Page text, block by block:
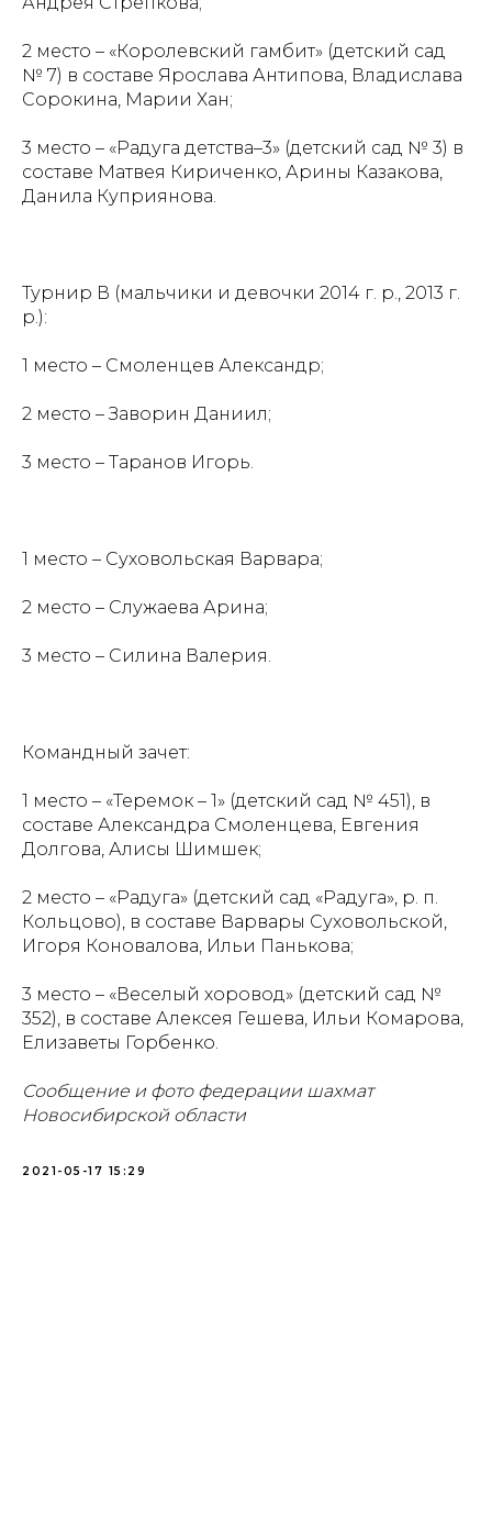
2 место – «Королевский гамбит» (детский сад
№ 7) в составе Ярослава Антипова, Владислава
Сорокина, Марии Хан;
3 место – «Радуга детства–3» (детский сад № 3) в
составе Матвея Кириченко, Арины Казакова,
Данила Куприянова.
Турнир В (мальчики и девочки 2014 г. р., 2013 г.
р.):
1 место – Смоленцев Александр;
2 место – Заворин Даниил;
3 место – Таранов Игорь.
1 место – Суховольская Варвара;
2 место – Служаева Арина;
3 место – Силина Валерия.
Командный зачет:
1 место – «Теремок – 1» (детский сад № 451), в
составе Александра Смоленцева, Евгения
Долгова, Алисы Шимшек;
2 место – «Радуга» (детский сад «Радуга», р. п.
Кольцово), в составе Варвары Суховольской,
Игоря Коновалова, Ильи Панькова;
3 место – «Веселый хоровод» (детский сад №
352), в составе Алексея Гешева, Ильи Комарова,
Елизаветы Горбенко.
Сообщение и фото федерации шахмат
Новосибирской области
2021-05-17 15:29